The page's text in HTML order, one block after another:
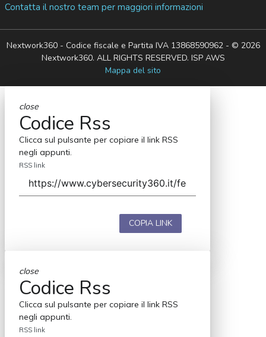
Contatta il nostro team per maggiori informazioni
Nextwork360 - Codice fiscale e Partita IVA 13868590962 - © 2026
Nextwork360. ALL RIGHTS RESERVED. ISP AWS
Mappa del sito
close
Codice Rss
Clicca sul pulsante per copiare il link RSS
negli appunti.
RSS link
COPIA LINK
close
Codice Rss
Clicca sul pulsante per copiare il link RSS
negli appunti.
RSS link